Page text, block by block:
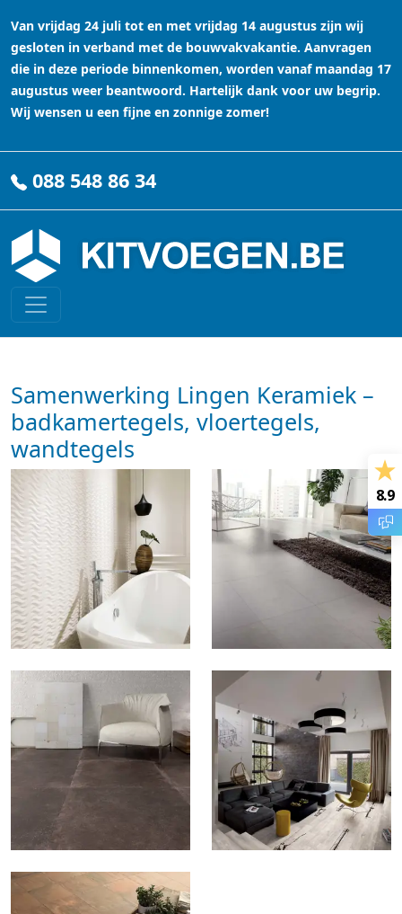
Van vrijdag 24 juli tot en met vrijdag 14 augustus zijn wij
gesloten in verband met de bouwvakvakantie. Aanvragen
die in deze periode binnenkomen, worden vanaf maandag 17
augustus weer beantwoord. Hartelijk dank voor uw begrip.
Wij wensen u een fijne en zonnige zomer!
088 548 86 34
Samenwerking Lingen Keramiek –
badkamertegels, vloertegels,
wandtegels
8.9